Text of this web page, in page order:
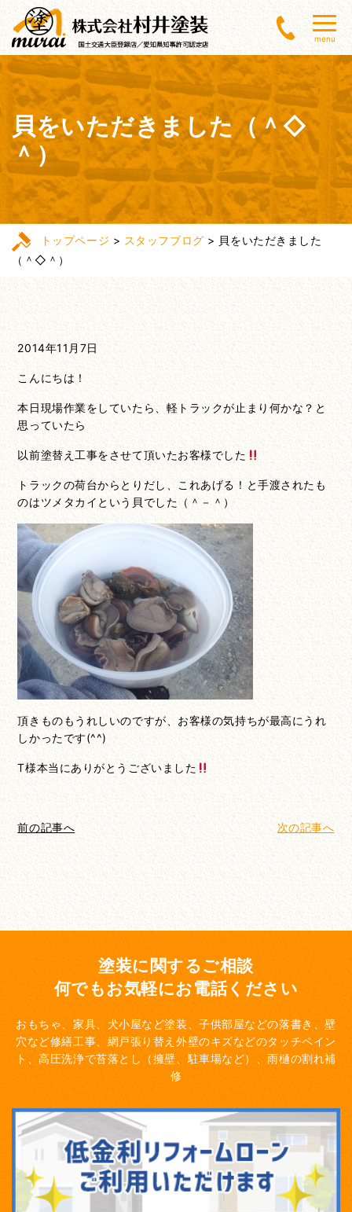
menu
貝をいただきました（＾◇
＾）
トップページ > スタッフブログ > 貝をいただきました
（＾◇＾）
2014年11月7日
こんにちは！
本日現場作業をしていたら、軽トラックが止まり何かな？と
思っていたら
以前塗替え工事をさせて頂いたお客様でした
トラックの荷台からとりだし、これあげる！と手渡されたも
のはツメタカイという貝でした（＾－＾）
頂きものもうれしいのですが、お客様の気持ちが最高にうれ
しかったです(^^)
T様本当にありがとうございました
前の記事へ 次の記事へ
塗装に関するご相談
何でもお気軽にお電話ください
おもちゃ、家具、犬小屋など塗装、子供部屋などの落書き、壁
穴など修繕工事、網戸張り替え 外壁のキズなどのタッチペイン
ト、高圧洗浄で苔落とし（擁壁、駐車場など）、雨樋の割れ補
修